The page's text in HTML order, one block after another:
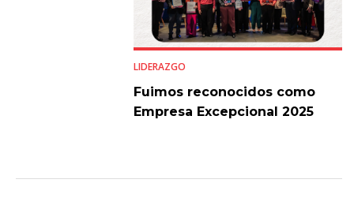
LIDERAZGO
Fuimos reconocidos como
Empresa Excepcional 2025